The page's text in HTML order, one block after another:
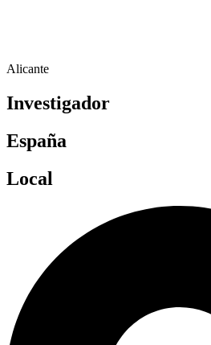
Alicante
Investigador
España
Local